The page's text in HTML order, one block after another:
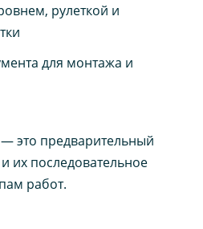
рулеткой и
для монтажа и
это предварительный
их последовательное
работ.